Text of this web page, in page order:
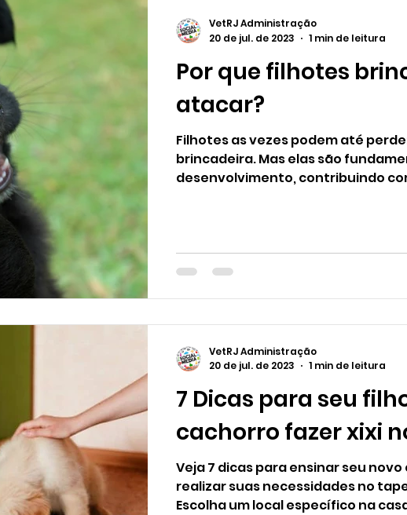
Por que filhotes
atacar?
Filhotes as vezes podem até
brincadeira. Mas elas são
desenvolvimento, contribuindo
VetRJ Administração
20 de jul. de 2023
1 min de leitura
7 Dicas para seu
cachorro fazer xixi
Veja 7 dicas para ensinar seu
realizar suas necessidades no
Escolha um local específico na
VetRJ Administração
20 de jul. de 2023
1 min de leitura